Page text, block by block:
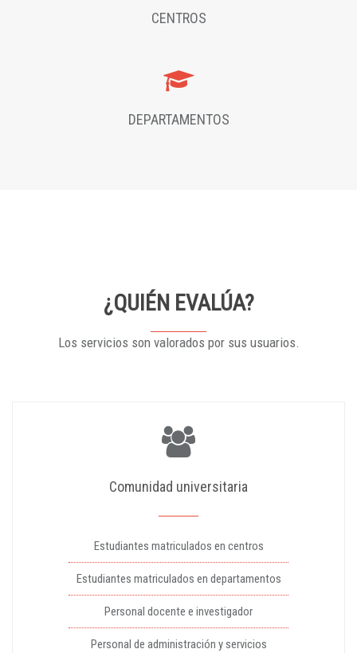
CENTROS
DEPARTAMENTOS
¿QUIÉN EVALÚA?
Los servicios son valorados por sus usuarios.
Comunidad universitaria
Estudiantes matriculados en centros
Estudiantes matriculados en departamentos
Personal docente e investigador
Personal de administración y servicios